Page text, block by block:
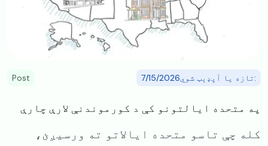
:تازه یا آپډېټ شوي7/15/2026 Post
په متحده ایالتونو کې د کورموندنې لارې چارې
کله چې تاسو متحده ایالاتو ته ورسیږئ،